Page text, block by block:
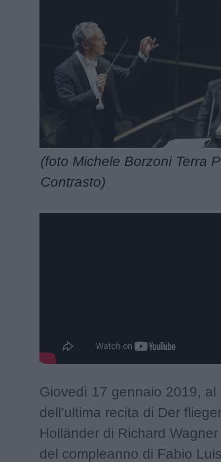
(foto Michele Borzoni Terra
Contrasto)
Giovedì 17 gennaio 2019, al
dell’ultima recita di Der
Holländer di Richard
del compleanno di Fabio